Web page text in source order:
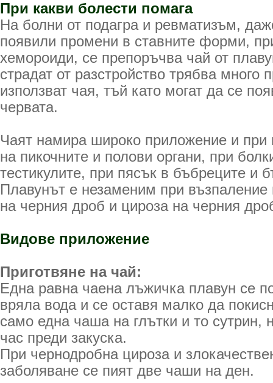
При какви болести помага
На болни от подагра и ревматизъм,
появили промени в ставните форми,
хемороиди, се препоръчва чай от
страдат от разстройство трябва много
използват чая, тъй като могат да се
червата.
Чаят намира широко приложение и при
на пикочните и полови органи, при
тестикулите, при пясък в бъбреците и
Плавунът е незаменим при възпаление
на черния дроб и цироза на черния
Видове приложение
Приготвяне на чай:
Една равна чаена лъжичка плавун се
вряла вода и се оставя малко да
само една чаша на глътки и то сутрин,
час преди закуска.
При чернодробна цироза и
заболяване се пият две чаши на ден.